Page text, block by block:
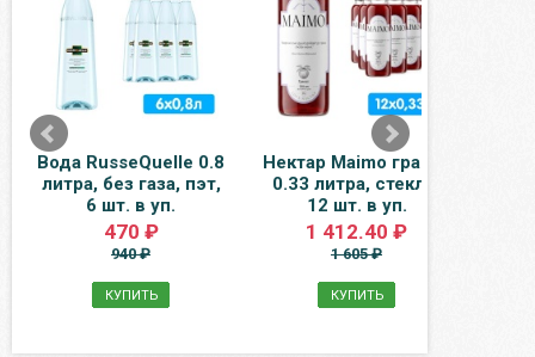
Вода RusseQuelle 0.8
литра, без газа, пэт,
6 шт. в уп.
470 ₽
940 ₽
КУПИТЬ
Нектар Maimo гранат
0.33 литра, стекло,
12 шт. в уп.
1 412.40 ₽
1 605 ₽
КУПИТЬ